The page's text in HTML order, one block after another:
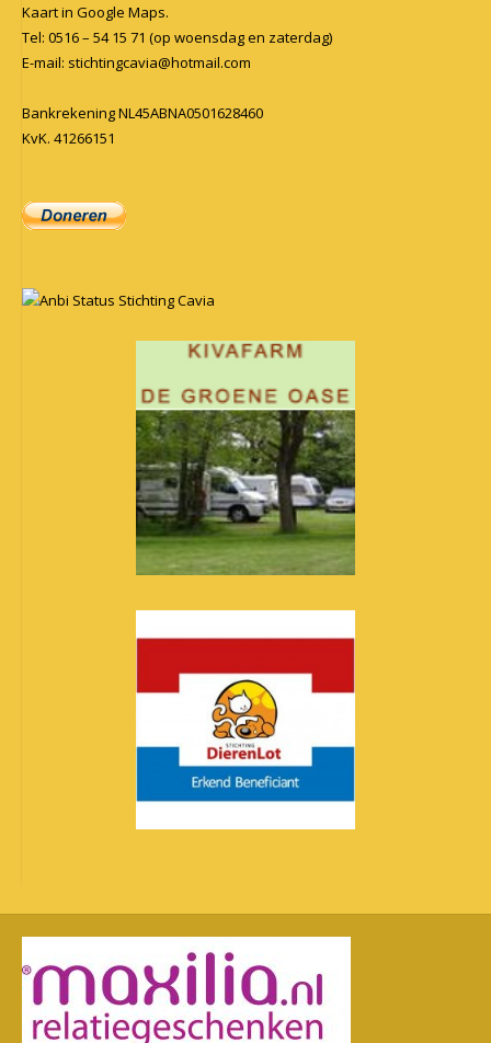
Kaart in Google Maps.
Tel: 0516 – 54 15 71 (op woensdag en zaterdag)
E-mail: stichtingcavia@hotmail.com
Bankrekening NL45ABNA0501628460
KvK. 41266151
Anbi Status Stichting Cavia